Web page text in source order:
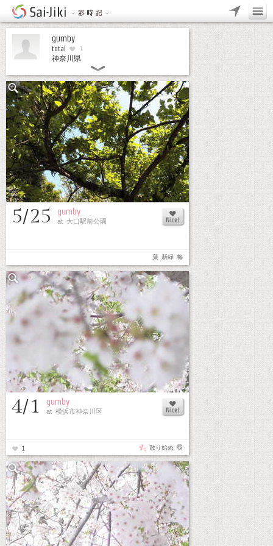
gumby
total 1
神奈川県
5/25 gumby
at 大口駅前公園
梅
新緑
葉
4/1 gumby
at 横浜市神奈川区
1 桜
散り始め